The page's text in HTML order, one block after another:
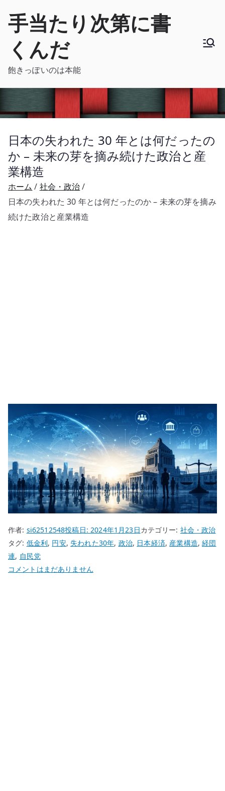
手当たり次第に書
くんだ
飽きっぽいのは本能
日本の失われた 30 年とは何だったの
か – 未来の芽を摘み続けた政治と産
業構造
ホーム
社会・政治
日本の失われた 30 年とは何だったのか – 未来の芽を摘み
続けた政治と産業構造
作者: si62512548投稿日:2024年1月23日カテゴリー: 社会・政治
タグ: 低金利, 円安, 失われた30年, 政治, 日本経済, 産業構造,経団
連, 自民党
日
コメントはまだありません